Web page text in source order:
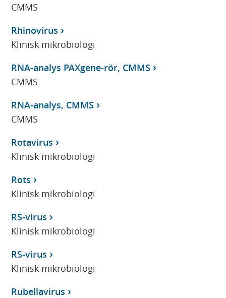
CMMS
Rhinovirus
Klinisk mikrobiologi
RNA-analys PAXgene-rör, CMMS
CMMS
RNA-analys, CMMS
CMMS
Rotavirus
Klinisk mikrobiologi
Rots
Klinisk mikrobiologi
RS-virus
Klinisk mikrobiologi
RS-virus
Klinisk mikrobiologi
Rubellavirus